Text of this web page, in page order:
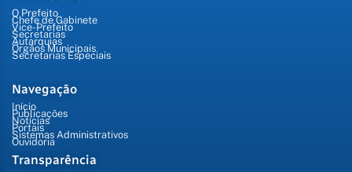
O Prefeito
Chefe de Gabinete
Vice-Prefeito
Secretarias
Autarquias
Órgãos Municipais
Secretarias Especiais
Navegação
Início
Publicações
Notícias
Portais
Sistemas Administrativos
Ouvidoria
Transparência